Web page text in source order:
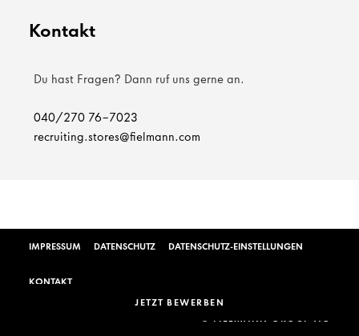
JETZT BEWERBEN
Kontakt
Du hast Fragen? Dann ruf uns gerne an.
040/270 76-7023
recruiting.stores@fielmann.com
IMPRESSUM DATENSCHUTZ DATENSCHUTZ-EINSTELLUNGEN
KONTAKT
© FIELMANN GROUP AG